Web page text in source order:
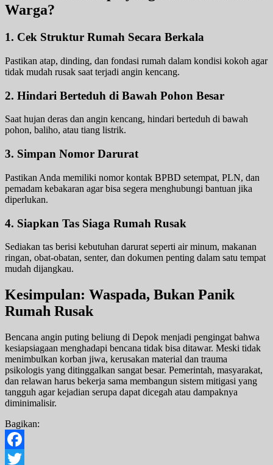
Warga?
1. Cek Struktur Rumah Secara Berkala
Pastikan atap, dinding, dan fondasi rumah dalam kondisi kokoh agar
tidak mudah rusak saat terjadi angin kencang.
2. Hindari Berteduh di Bawah Pohon Besar
Saat hujan deras dan angin kencang, hindari berteduh di bawah
pohon, baliho, atau tiang listrik.
3. Simpan Nomor Darurat
Pastikan Anda memiliki nomor kontak BPBD setempat, PLN, dan
pemadam kebakaran agar bisa segera menghubungi bantuan jika
diperlukan.
4. Siapkan Tas Siaga Rumah Rusak
Sediakan tas berisi kebutuhan darurat seperti air minum, makanan
ringan, obat-obatan, senter, dan dokumen penting dalam satu tempat
mudah dijangkau.
Kesimpulan: Waspada, Bukan Panik
Rumah Rusak
Bencana angin puting beliung di Depok menjadi pengingat bahwa
kesiapsiagaan menghadapi bencana tidak bisa ditawar. Meski tidak
menimbulkan korban jiwa, kerusakan material dan trauma
psikologis yang ditinggalkan sangat besar. Pemerintah, masyarakat,
dan relawan harus bekerja sama membangun sistem mitigasi yang
tangguh agar kejadian serupa dapat dicegah atau dampaknya
diminimalisir.
Bagikan:
Facebook